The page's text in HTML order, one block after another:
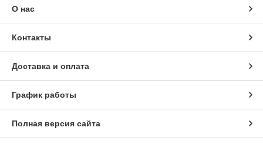
О нас
Контакты
Доставка и оплата
График работы
Полная версия сайта